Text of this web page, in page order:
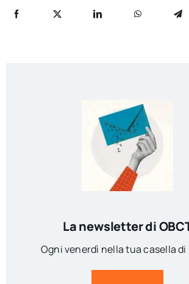
La newsletter di
Ogni venerdì nella tua casella di